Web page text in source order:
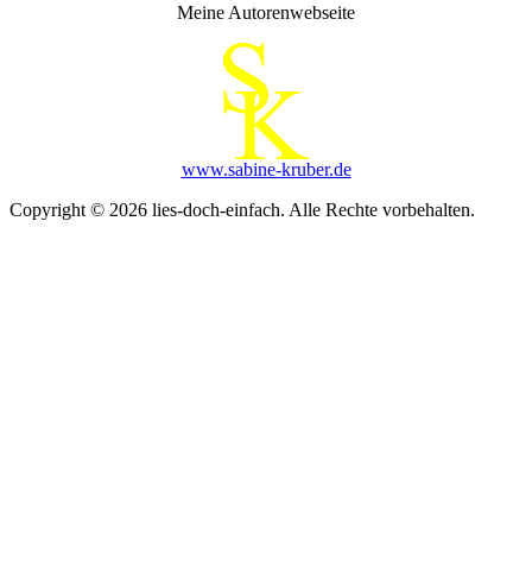
Meine Autorenwebseite
www.sabine-kruber.de
Copyright © 2026 lies-doch-einfach. Alle Rechte vorbehalten.